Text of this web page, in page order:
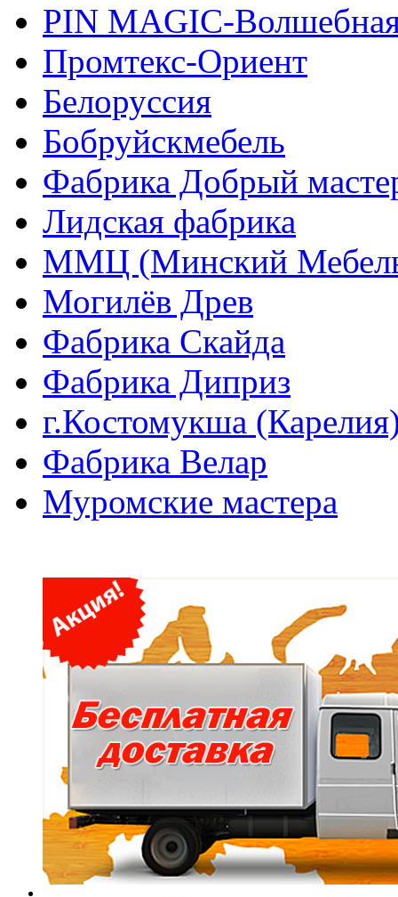
PIN MAGIС-
Промтекс-Ориент
Белоруссия
Бобруйскмебель
Фабрика Добрый
Лидская фабрика
ММЦ (Минский
Могилёв Древ
Фабрика Скайда
Фабрика Диприз
г.Костомукша
Фабрика Велар
Муромские мастера